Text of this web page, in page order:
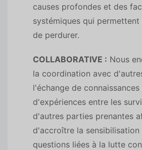
causes profondes et des
systémiques qui
de perdurer.
COLLABORATIVE : Nous
la coordination avec
l'échange de connaissances
d'expériences entre les
d'autres parties prenantes
d'accroître la sensibilisation
questions liées à la lutte